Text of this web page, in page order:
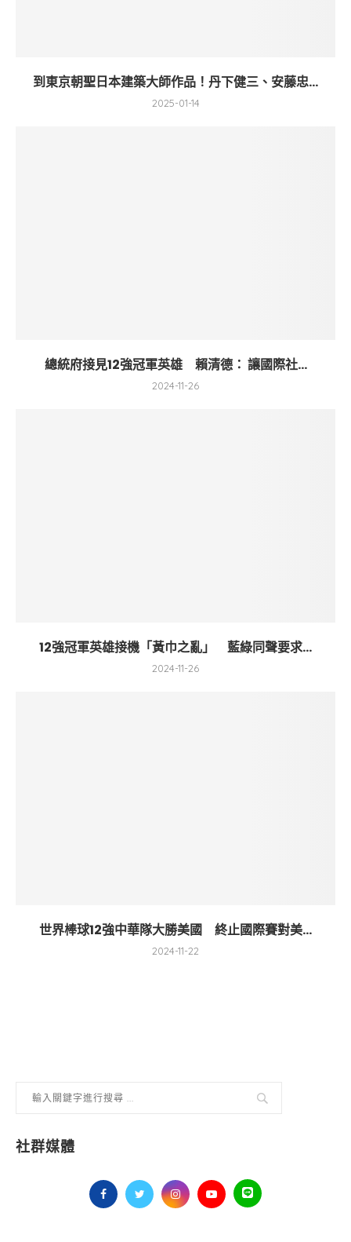
到東京朝聖日本建築大師作品！丹下健三、安藤忠...
2025-01-14
總統府接見12強冠軍英雄 賴清德： 讓國際社...
2024-11-26
12強冠軍英雄接機「黃巾之亂」 藍綠同聲要求...
2024-11-26
世界棒球12強中華隊大勝美國 終止國際賽對美...
2024-11-22
社群媒體